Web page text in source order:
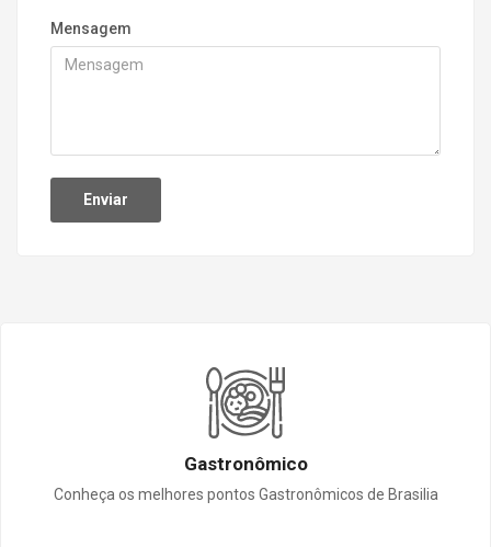
Mensagem
Gastronômico
Conheça os melhores pontos Gastronômicos de Brasilia